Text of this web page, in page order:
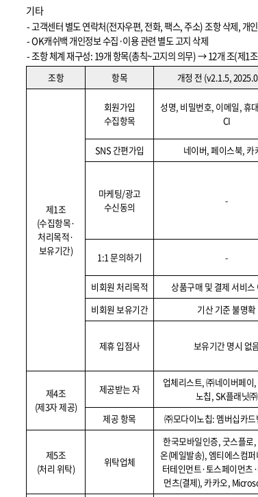
기타
- 고객센터 별도 연락처(전자우편 전화,팩스 ,주소) 조항 삭제 개
- OK캐쉬백 개인정보 수집·이용 관련 별도 고지 삭제
-조항 체계 재구성: 19개 항목(총칙~고지의 의무) → 12개 조(제1조
조항
항목 개정 전 (v2.1.5,
제1조
(수집항목·
처리목적·
보유기간)
회원가입
수집항목
성명 비밀번호 이메일 휴
CI
SNS간편가입 네이버 페이스북 카
마케팅/광고
수신동의
-
1:1 문의하기 -
비회원 처리목적
상품구매 및 결제 서비스
비회원 보유기간
기산 기준 불명확
제휴 입점사 보유기간 명시 없
제4조
(제3자 제공)
제공받는 자
업체리스트 ,㈜네이버페이
노칩 , SK플래닛㈜
제공 항목 ㈜모다이노칩: 멤버십카
제5조
(처리 위탁)
위탁업체
한국모바일인증 굿스플로
온(메일발송), 엠티에스컴퍼
터테인먼트· 토스페이먼츠
먼츠(결제), 카카오 ,